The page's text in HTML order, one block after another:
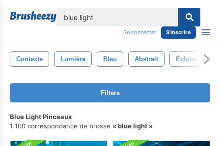
Se connecter S'inscrire
Contexte Lumière Bleu Abstrait Éclater
Filters
Blue Light Pinceaux
1 100 correspondance de brosse
blue light